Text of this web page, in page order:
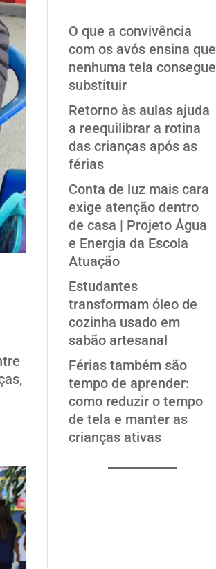
O que a convivência
com os avós ensina que
nenhuma tela consegue
substituir
Retorno às aulas ajuda
a reequilibrar a rotina
das crianças após as
férias
Conta de luz mais cara
exige atenção dentro
de casa | Projeto Água
e Energia da Escola
Atuação
Estudantes
transformam óleo de
cozinha usado em
sabão artesanal
Férias também são
tempo de aprender:
como reduzir o tempo
de tela e manter as
crianças ativas